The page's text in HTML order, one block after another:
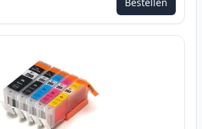
om aan te passen